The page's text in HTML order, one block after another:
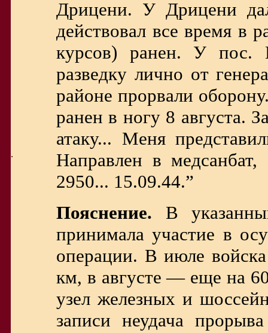
.
Дрицени. У Дрицени
действовал все время в
курсов) ранен. У пос.
разведку лично от
районе прорвали
ранен в ногу 8 августа.
атаку... Меня
Направлен в медсанбат,
2950... 15.09.44.”
Пояснение. В
принимала участие в
операции. В июле
км, в августе — еще на
узел железных и
записи неудача